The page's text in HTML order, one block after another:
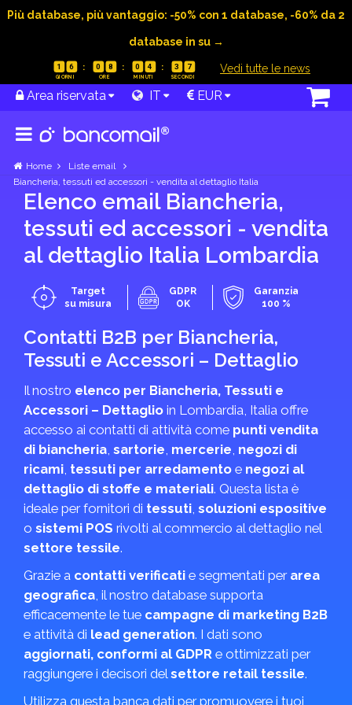
Più database, più vantaggio: -50% con 1 database, -60% da 2
database in su →
1 6 0 8 0 4 3 6 Vedi tutte le news
Area riservata IT EUR
Home
Liste email
Biancheria, tessuti ed accessori - vendita al dettaglio Italia
Elenco email Biancheria,
tessuti ed accessori - vendita
al dettaglio Italia Lombardia
Target
su misura
GDPR
OK
Garanzia
100 %
Contatti B2B per Biancheria,
Tessuti e Accessori – Dettaglio
Il nostro elenco per Biancheria, Tessuti e
Accessori – Dettaglio in Lombardia, Italia offre
accesso ai contatti di attività come punti vendita
di biancheria, sartorie, mercerie, negozi di
ricami, tessuti per arredamento e negozi al
dettaglio di stoffe e materiali. Questa lista è
ideale per fornitori di tessuti, soluzioni espositive
o sistemi POS rivolti al commercio al dettaglio nel
settore tessile.
Grazie a contatti verificati e segmentati per area
geografica, il nostro database supporta
efficacemente le tue campagne di marketing B2B
e attività di lead generation. I dati sono
aggiornati, conformi al GDPR e ottimizzati per
raggiungere i decisori delsettore retail tessile.
Utilizza questa banca dati per promuovere i tuoi